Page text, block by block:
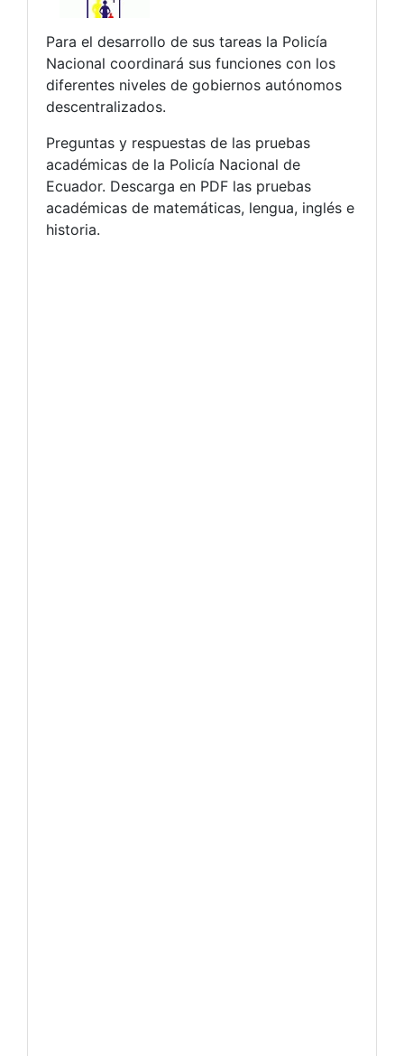
Para el desarrollo de sus tareas la Policía
Nacional coordinará sus funciones con los
diferentes niveles de gobiernos autónomos
descentralizados.
Preguntas y respuestas de las pruebas
académicas de la Policía Nacional de
Ecuador. Descarga en PDF las pruebas
académicas de matemáticas, lengua, inglés e
historia.